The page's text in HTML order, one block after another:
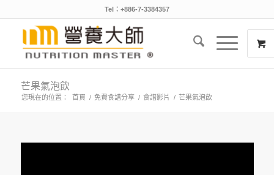
Tel：+886-7-3384357
芒果氣泡飲
您現在的位置： 首頁 / 免費食譜分享 / 食譜影片 / 芒果氣泡飲